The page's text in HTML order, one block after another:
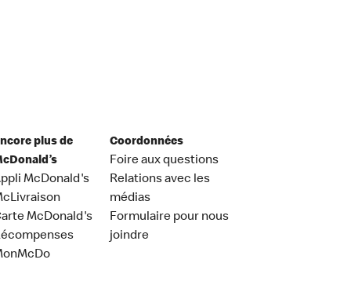
plus de
McDonald's
McDonald's
Coordonnées
Foire aux questions
Relations avec les
médias
Formulaire pour nous
joindre